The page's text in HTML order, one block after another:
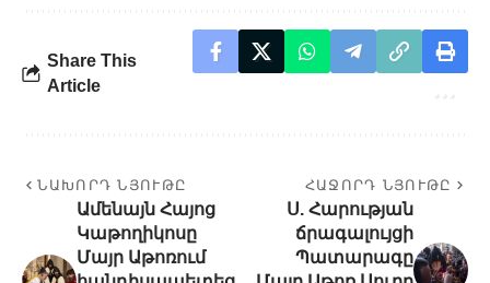
Share This
Article
ՆԱԽՈՐԴ ՆՅՈՒԹԸ
Ամենայն Հայոց
Կաթողիկոսը
Մայր Աթոռում
ՀԱՋՈՐԴ ՆՅՈՒԹԸ
Ս. Հարության
ճրագալույցի
Պատարագը